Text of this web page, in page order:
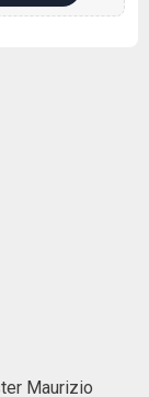
Maurizio